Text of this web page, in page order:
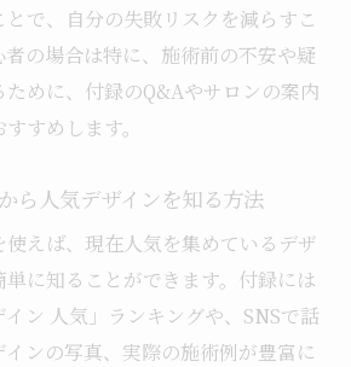
とで、自分の失敗リスクを減らすこ
者の場合は特に、施術前の不安や疑
めに、付録のQ&Aやサロンの案内
すめします。
ら人気デザインを知る方法
えば、現在人気を集めているデザ
に知ることができます。付録には
イン 人気」ランキングや、SNSで話
ンの写真、実際の施術例が豊富に